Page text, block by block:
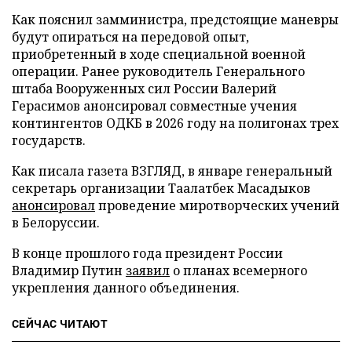
Как пояснил замминистра, предстоящие маневры
будут опираться на передовой опыт,
приобретенный в ходе специальной военной
операции. Ранее руководитель Генерального
штаба Вооруженных сил России Валерий
Герасимов анонсировал совместные учения
контингентов ОДКБ в 2026 году на полигонах трех
государств.
Как писала газета ВЗГЛЯД, в январе генеральный
секретарь организации Таалатбек Масадыков
анонсировалпроведение миротворческих учений
в Белоруссии.
В конце прошлого года президент России
Владимир Путин заявил о планах всемерного
укрепления данного объединения.
СЕЙЧАС ЧИТАЮТ